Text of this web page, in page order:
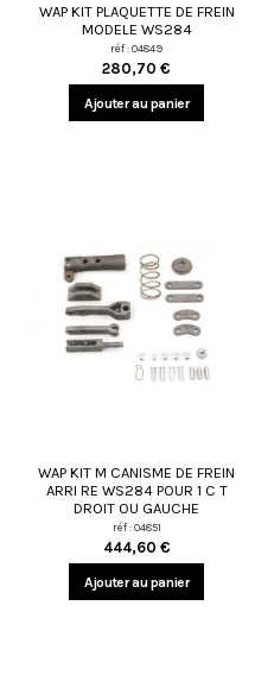
WAP KIT PLAQUETTE DE FREIN
MODELE WS284
réf : 04849
280,70 €
Ajouter au panier
WAP KIT M CANISME DE FREIN
ARRI RE WS284 POUR 1 C T
DROIT OU GAUCHE
réf : 04851
444,60 €
Ajouter au panier